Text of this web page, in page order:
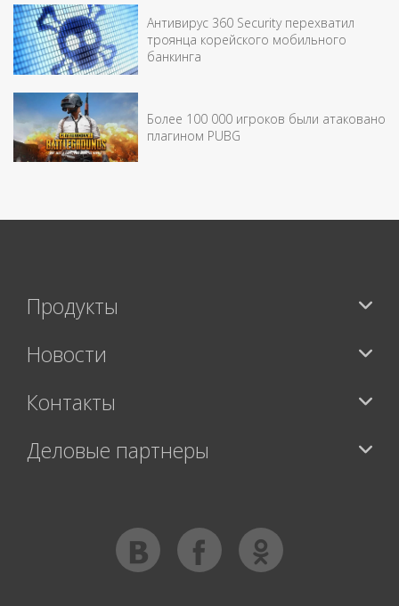
Антивирус 360 Security перехватил
троянца корейского мобильного
банкинга
Более 100 000 игроков были атаковано
плагином PUBG
Продукты
Новости
Контакты
Деловые партнеры